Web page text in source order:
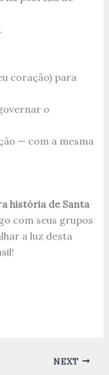
coração) para
o
— com a mesma
história de Santa
com seus grupos
a luz desta
NEXT